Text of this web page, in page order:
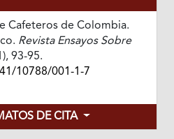
Cafeteros de Colombia.
Revista Ensayos Sobre
93-95.
10788/001-1-7
DE CITA